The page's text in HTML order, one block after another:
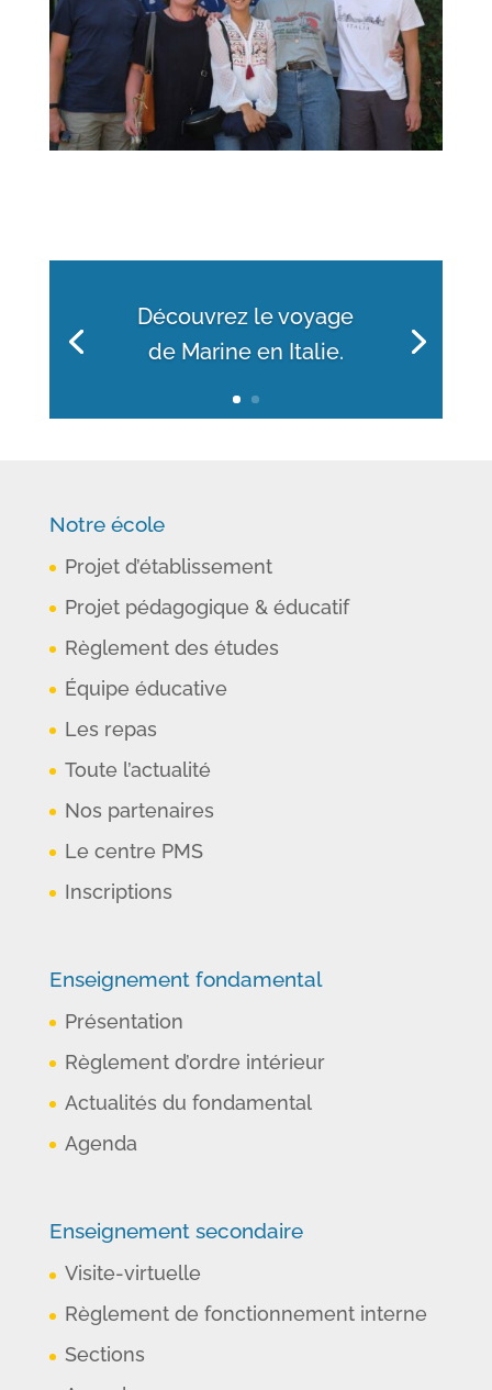
Découvrez le voyage
de Marine en Italie.
Notre école
Projet d’établissement
Projet pédagogique & éducatif
Règlement des études
Équipe éducative
Les repas
Toute l’actualité
Nos partenaires
Le centre PMS
Inscriptions
Enseignement fondamental
Présentation
Règlement d’ordre intérieur
Actualités du fondamental
Agenda
Enseignement secondaire
Visite-virtuelle
Règlement de fonctionnement interne
Sections